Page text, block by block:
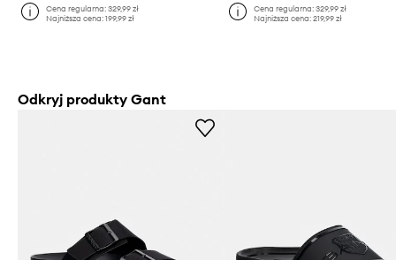
Cena regularna:329,99 zł
Najniższa cena:199,99 zł
Cena regularna: 329,99 zł
Najniższa cena: 219,99 zł
Odkryj produkty Gant